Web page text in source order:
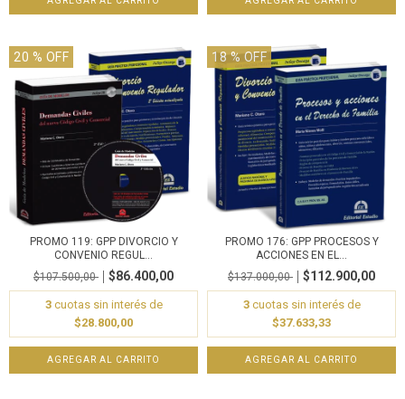
20 % OFF
PROMO 119: GPP DIVORCIO Y
CONVENIO REGUL...
$107.500,00
$86.400,00
3cuotas sin interés de
$28.800,00
18% OFF
PROMO 176: GPP PROCESOS Y
ACCIONES EN EL...
$137.000,00
$112.900,00
3cuotas sin interés de
$37.633,33